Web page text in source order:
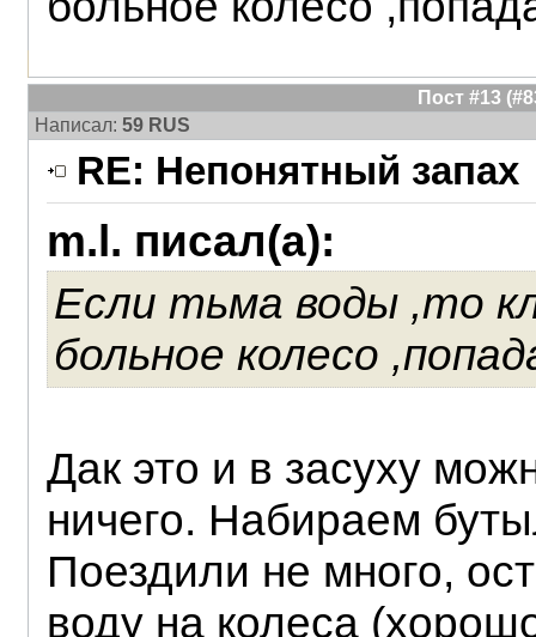
Пост #13
Написал: 59 RUS
RE: Непонятный запах
m.l. писал(а):
Если тьма воды ,то
больное колесо
Дак это и в засуху
ничего. Набираем
Поездили не много,
воду на колеса